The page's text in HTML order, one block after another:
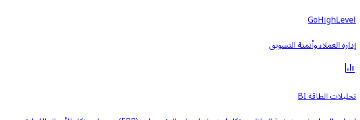
GoHighLevel
إدارة العملاء وأتمتة التسويق
تحليلات الطاقة BI